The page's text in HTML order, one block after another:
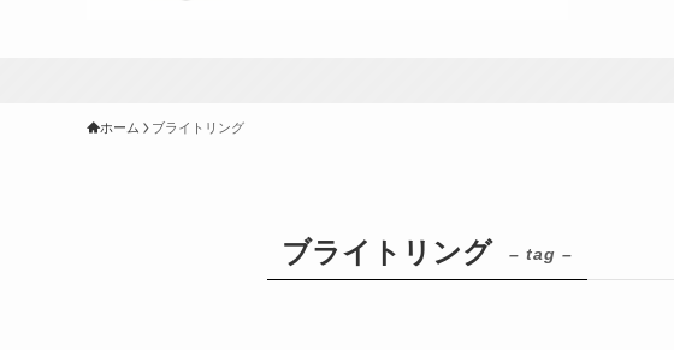
ホーム ブライトリング
ブライトリング – tag –